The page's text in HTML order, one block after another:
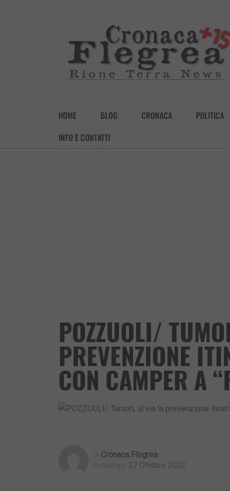
HOME BLOG CRONACA POLITICA
INFO E CONTATTI
POZZUOLI/
PREVENZIONE
CON CAMPER A
Cronaca Flegrea
27 Ottobre 2022